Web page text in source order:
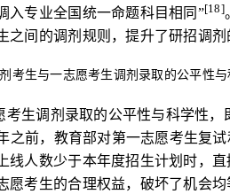
入专业全国统一命题科目相同”[18]
之间的调剂规则，提升了研招调
考生与一志愿考生调剂录取的公平性
考生调剂录取的公平性与科学性
之前，教育部对第一志愿考生复
线人数少于本年度招生计划时，
愿考生的合理权益，破坏了机会